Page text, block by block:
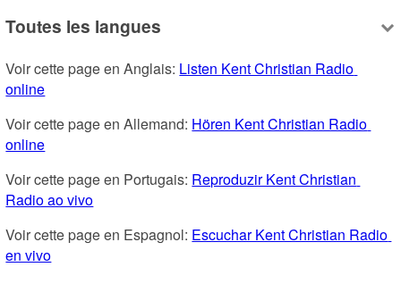
Toutes les langues
Voir cette page en Anglais: Listen Kent Christian Radio
online
Voir cette page en Allemand: Hören Kent Christian Radio
online
Voir cette page en Portugais: Reproduzir Kent Christian
Radio ao vivo
Voir cette page en Espagnol: Escuchar Kent Christian Radio
en vivo